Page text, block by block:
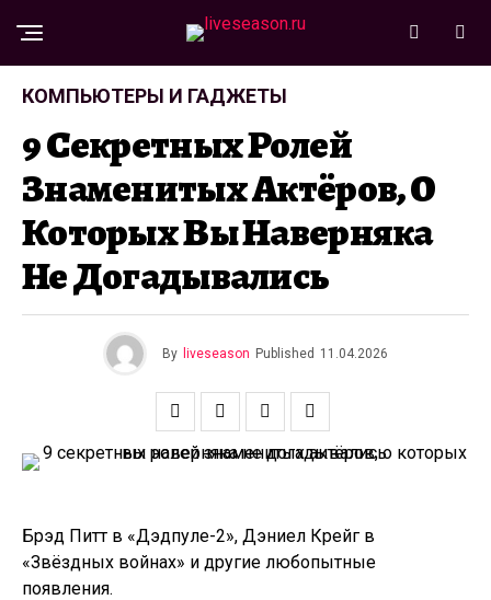
КОМПЬЮТЕРЫ И ГАДЖЕТЫ
9 Секретных Ролей
Знаменитых Актёров, О
Которых Вы Наверняка
Не Догадывались
By liveseason Published 11.04.2026
Брэд Питт в «Дэдпуле-2», Дэниел Крейг в
«Звёздных войнах» и другие любопытные
появления.